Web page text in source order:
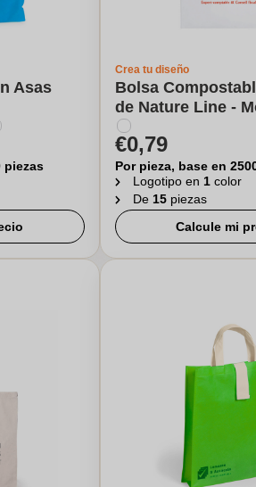
Asas
piezas
Crea tu diseño
Bolsa
de Nature Line -
€0,79
Por pieza, base en
Logotipo en 1 color
De 15 piezas
Calcule mi